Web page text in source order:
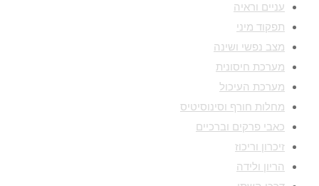
עניים וראיה
תפקוד מיני
מצב נפשי ושינה
מערכת חיסונית
מערכת העיכול
מחלות חורף וסינוסיטיס
כאבי פרקים וברכיים
זיכרון וריכוז
הריון ולידה